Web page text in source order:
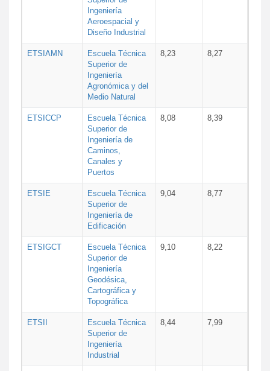
Ingeniería
Aeroespacial y
Diseño Industrial
ETSIAMN
Escuela Técnica
Superior de
Ingeniería
Agronómica y del
Medio Natural
8,23 8,27
ETSICCP
Escuela Técnica
Superior de
Ingeniería de
Caminos,
Canales y
Puertos
8,08 8,39
ETSIE
Escuela Técnica
Superior de
Ingeniería de
Edificación
9,04 8,77
ETSIGCT
Escuela Técnica
Superior de
Ingeniería
Geodésica,
Cartográfica y
Topográfica
9,10 8,22
ETSII
Escuela Técnica
Superior de
Ingeniería
Industrial
8,44 7,99